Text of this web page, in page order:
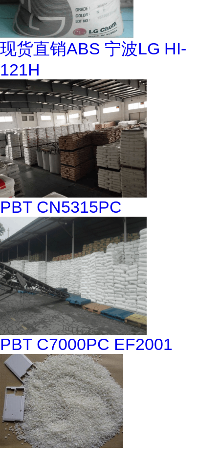
现货直销ABS 宁波LG HI-
121H
PBT CN5315PC
PBT C7000PC EF2001